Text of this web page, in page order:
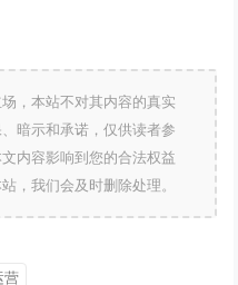
，本站不对其内容的真实
暗示和承诺，仅供读者参
内容影响到您的合法权益
，我们会及时删除处理。
营